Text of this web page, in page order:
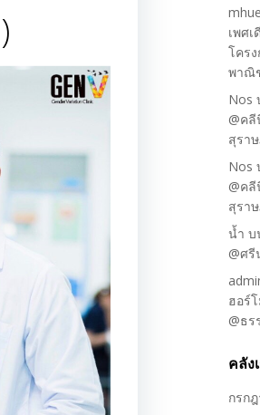
เพศ
โคร
พาณิ
Nos
@ค
สุรา
Nos
@ค
สุรา
น้ำ บ
@ศ
ฮอร์
@ธ
คลัง
กรก